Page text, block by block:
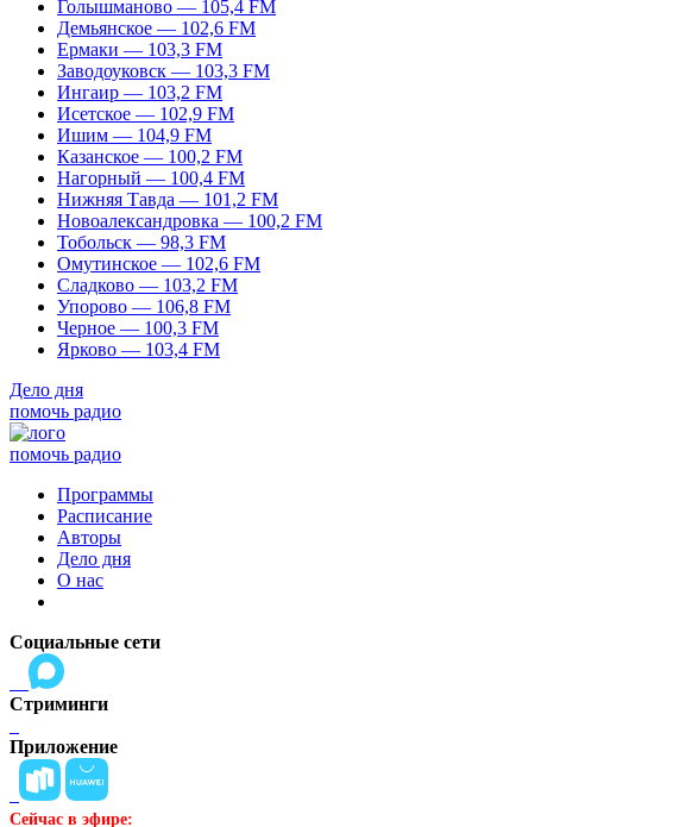
Голышманово — 105,4 FM
Демьянское — 102,6 FM
Ермаки — 103,3 FM
Заводоуковск — 103,3 FM
Ингаир — 103,2 FM
Исетское — 102,9 FM
Ишим — 104,9 FM
Казанское — 100,2 FM
Нагорный — 100,4 FM
Нижняя Тавда — 101,2 FM
Новоалександровка — 100,2 FM
Тобольск — 98,3 FM
Омутинское — 102,6 FM
Сладково — 103,2 FM
Упорово — 106,8 FM
Черное — 100,3 FM
Ярково — 103,4 FM
Дело дня
помочь радио
помочь радио
Программы
Расписание
Авторы
Дело дня
О нас
Социальные сети
Стриминги
Приложение
Сейчас в эфире: